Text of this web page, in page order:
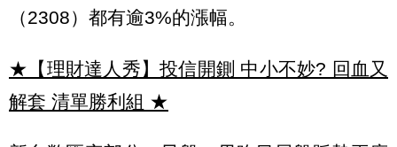
（2308）都有逾3%的漲幅。
★【理財達人秀】投信開鍘 中小不妙? 回血又
解套 清單勝利組 ★